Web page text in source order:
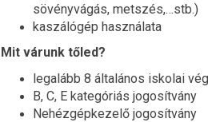
sövényvágás, metszés,…stb.)
kaszálógép használata
Mit várunk tőled?
legalább 8 általános iskolai
B, C, E kategóriás jogosítvány
Nehézgépkezelő jogosítvány